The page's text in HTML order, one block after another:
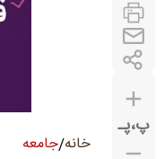
پ،پـ
خانه/جامعه